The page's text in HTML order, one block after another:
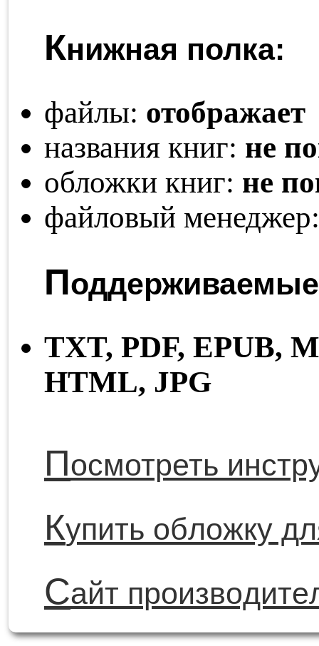
Книжная полка:
файлы: отображает
названия книг: не
обложки книг: не
файловый
П
TXT, PDF, EPUB,
HTML, JPG
Посмотреть
Купить обложку
Сайт